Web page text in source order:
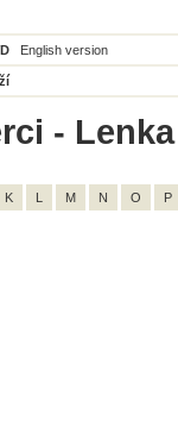
English version
-
K L M N O P